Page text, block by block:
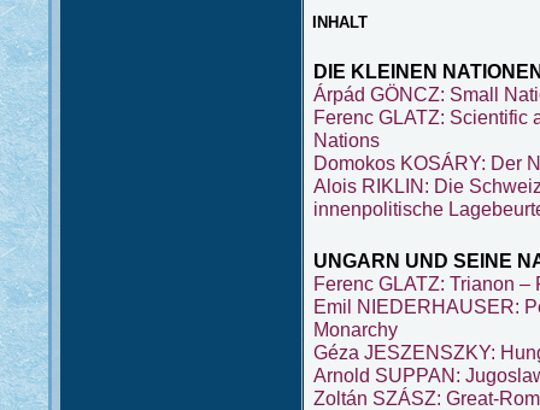
INHALT
DIE KLEINEN
Árpád GÖNCZ: Small
Ferenc GLATZ: Scientific
Nations
Domokos KOSÁRY: Der
Alois RIKLIN: Die
innenpolitische
UNGARN UND SEINE
Ferenc GLATZ: Trianon –
Emil NIEDERHAUSER:
Monarchy
Géza JESZENSZKY:
Arnold SUPPAN:
Zoltán SZÁSZ: Great-